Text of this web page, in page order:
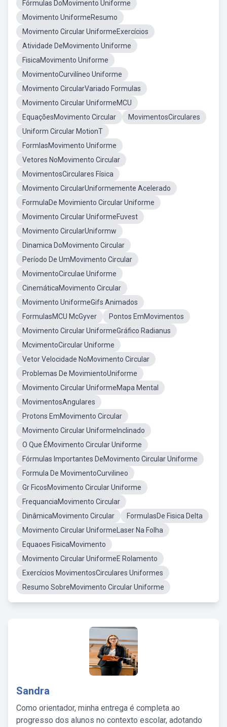
Fórmulas DoMovimento Uniforme
Movimento UniformeResumo
Movimento Circular UniformeExercícios
Atividade DeMovimento Uniforme
FisicaMovimento Uniforme
MovimentoCurvilíneo Uniforme
Movimento CircularVariado Formulas
Movimento Circular UniformeMCU
EquaçõesMovimento Circular
MovimentosCirculares
Uniform Circular MotionT
FormlasMovimento Uniforme
Vetores NoMovimento Circular
MovimentosCirculares Física
Movimento CircularUniformemente Acelerado
FormulaDe Movimiento Circular Uniforme
Movimento Circular UniformeFuvest
Movimento CircularUniformw
Dinamica DoMovimento Circular
Período De UmMovimento Circular
MovimentoCirculae Uniforme
CinemáticaMovimento Circular
Movimento UniformeGifs Animados
FormulasMCU McGyver
Pontos EmMovimentos
Movimento Circular UniformeGráfico Radianus
McvimentoCircular Uniforme
Vetor Velocidade NoMovimento Circular
Problemas De MovimientoUniforme
Movimento Circular UniformeMapa Mental
MovimentosAngulares
Protons EmMovimento Circular
Movimento Circular UniformeInclinado
O Que ÉMovimento Circular Uniforme
Fórmulas Importantes DeMovimento Circular Uniforme
Formula De MovimentoCurvilineo
Gr FicosMovimento Circular Uniforme
FrequanciaMovimento Circular
DinâmicaMovimento Circular
FormulasDe Fisica Delta
Movimento Circular UniformeLaser Na Folha
Equaoes FisicaMovimento
Movimento Circular UniformeE Rolamento
Exercícios MovimentosCirculares Uniformes
Resumo SobreMovimento Circular Uniforme
Sandra
Como orientador, minha entrega é completa ao
progresso dos alunos no contexto escolar, adotando